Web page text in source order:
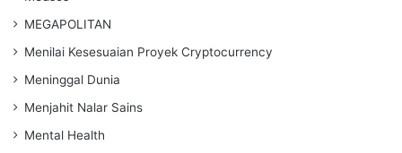
MEGAPOLITAN
Menilai Kesesuaian Proyek Cryptocurrency
Meninggal Dunia
Menjahit Nalar Sains
Mental Health